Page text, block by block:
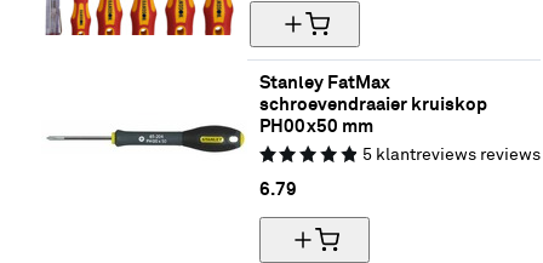
Stanley FatMax
schroevendraaier kruiskop
PH00x50 mm
5 klantreviews reviews
6.79